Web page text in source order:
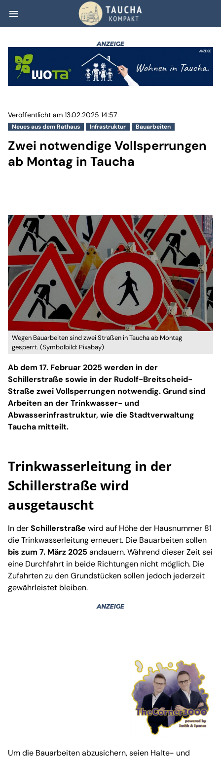
menu Zwei
Neues aus dem Rathaus Infrastruktur Bauarbeiten
Veröffentlicht am 13.02.2025 14:57
Zwei notwendige Vollsperrungen
ab Montag in Taucha
Wegen Bauarbeiten sind zwei Straßen in Taucha ab Montag
gesperrt. (Symbolbild: Pixabay)
Ab dem 17. Februar 2025 werden in der
Schillerstraße sowie in der Rudolf-Breitscheid-
Straße zwei Vollsperrungen notwendig. Grund sind
Arbeiten an der Trinkwasser- und
Abwasserinfrastruktur, wie die Stadtverwaltung
Taucha mitteilt.
Trinkwasserleitung in der
Schillerstraße wird
ausgetauscht
In derSchillerstraße wird auf Höhe der Hausnummer 81
die Trinkwasserleitung erneuert. Die Bauarbeiten sollen
bis zum 7. März 2025 andauern. Während dieser Zeit sei
eine Durchfahrt in beide Richtungen nicht möglich. Die
Zufahrten zu den Grundstücken sollen jedoch jederzeit
gewährleistet bleiben.
Um die Bauarbeiten abzusichern, seien Halte- und